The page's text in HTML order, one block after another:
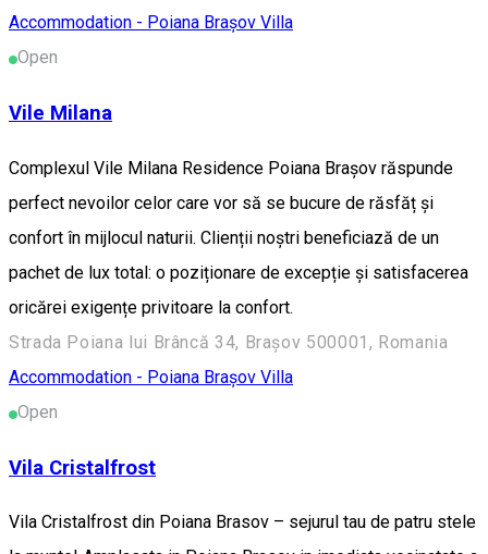
Accommodation - Poiana Brașov Villa
Open
Vile Milana
Complexul Vile Milana Residence Poiana Brașov răspunde
perfect nevoilor celor care vor să se bucure de răsfăț și
confort în mijlocul naturii. Clienții noștri beneficiază de un
pachet de lux total: o poziționare de excepție și satisfacerea
oricărei exigențe privitoare la confort.
Strada Poiana lui Brâncă 34, Brașov 500001, Romania
Accommodation - Poiana Brașov Villa
Open
Vila Cristalfrost
Vila Cristalfrost din Poiana Brasov – sejurul tau de patru stele